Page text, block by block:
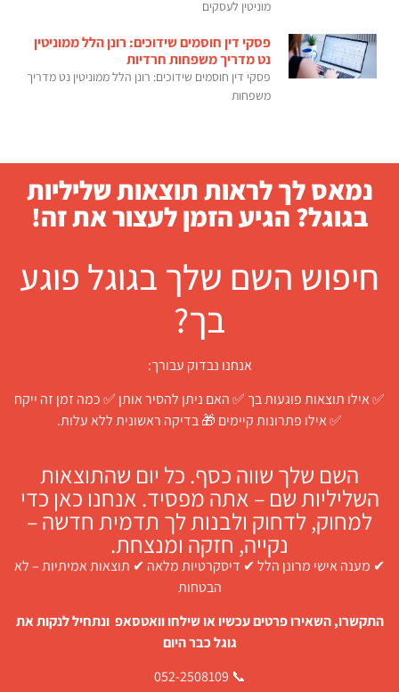
מוניטין לעסקים
פסקי דין חוסמים שידוכים: רונן הלל ממוניטין
נט מדריך משפחות חרדיות
פסקי דין חוסמים שידוכים: רונן הלל ממוניטין נט מדריך
משפחות
נמאס לך לראות תוצאות שליליות
בגוגל? הגיע הזמן לעצור את זה!
חיפוש השם שלך בגוגל פוגע
בך?
אנחנו נבדוק עבורך:
✅ אילו תוצאות פוגעות בך ✅ האם ניתן להסיר אותן ✅ כמה זמן זה ייקח
✅ אילו פתרונות קיימים 🎁 בדיקה ראשונית ללא עלות.
השם שלך שווה כסף. כל יום שהתוצאות
השליליות שם – אתה מפסיד. אנחנו כאן כדי
למחוק, לדחוק ולבנות לך תדמית חדשה –
נקייה, חזקה ומנצחת.
✔ מענה אישי מרונן הלל ✔ דיסקרטיות מלאה ✔ תוצאות אמיתיות – לא
הבטחות
התקשרו, השאירו פרטים עכשיו או שילחו וואטסאפ ונתחיל לנקות את
גוגל כבר היום
📞 052-2508109